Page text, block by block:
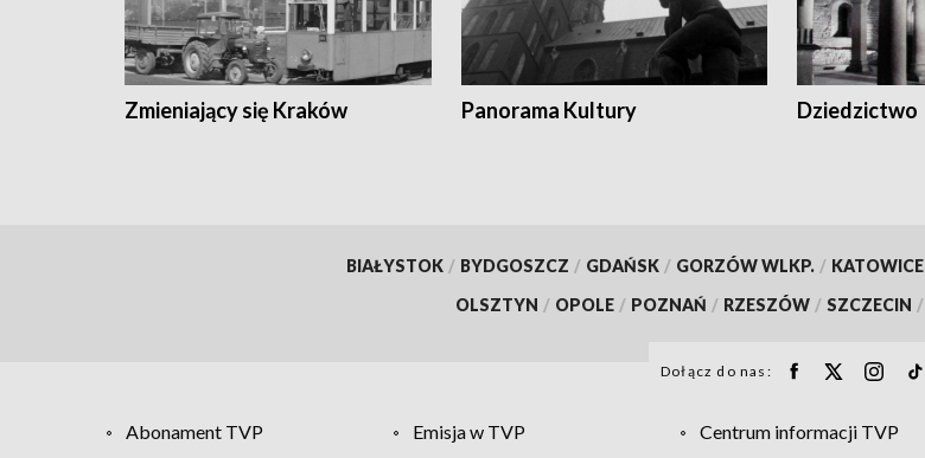
Zmieniający się Kraków Panorama Kultury Dziedzictwo
BIAŁYSTOK / BYDGOSZCZ / GDAŃSK / GORZÓW WLKP. / KATOWICE
OLSZTYN / OPOLE / POZNAŃ / RZESZÓW / SZCZECIN /
Dołącz do nas:
Abonament TVP Emisja w TVP Centrum informacji TVP